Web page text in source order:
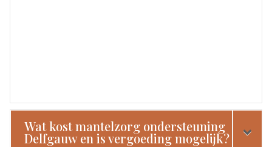
Wat kost mantelzorg ondersteuning
Delfgauw en is vergoeding mogelijk?